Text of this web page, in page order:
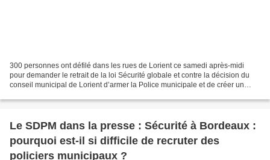
300 personnes ont défilé dans les rues de Lorient ce samedi après-midi
pour demander le retrait de la loi Sécurité globale et contre la décision du
conseil municipal de Lorient d’armer la Police municipale et de créer un
Le SDPM dans la presse : Sécurité à Bordeaux :
pourquoi est-il si difficile de recruter des
policiers municipaux ?